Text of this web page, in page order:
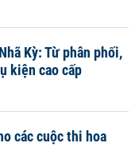
Kỳ: Từ phân phối,
kiện cao cấp
các cuộc thi hoa